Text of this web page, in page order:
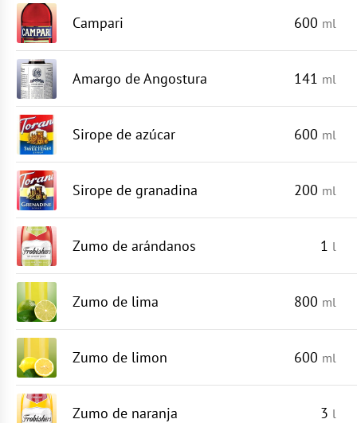
Campari 600 ml
Amargo de Angostura 141 ml
Sirope de azúcar 600 ml
Sirope de granadina 200 ml
Zumo de arándanos 1 l
Zumo de lima 800 ml
Zumo de limon 600 ml
Zumo de naranja 3 l